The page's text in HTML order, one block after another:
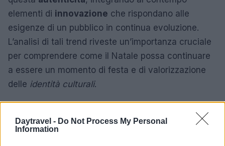
Daytravel - Do Not Process My Personal
Information
elementi di innovazione che rispondano alle
esigenze di un pubblico in continua evoluzione.
L’analisi di tali trend riveste un’importanza cruciale
per comprendere come il Natale possa continuare
a essere un momento di festa e di valorizzazione
delle identità culturali.
AUTORE